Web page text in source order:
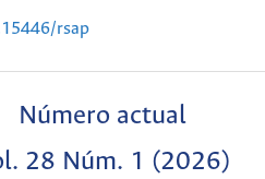
rsap
Número actual
28 Núm. 1 (2026)